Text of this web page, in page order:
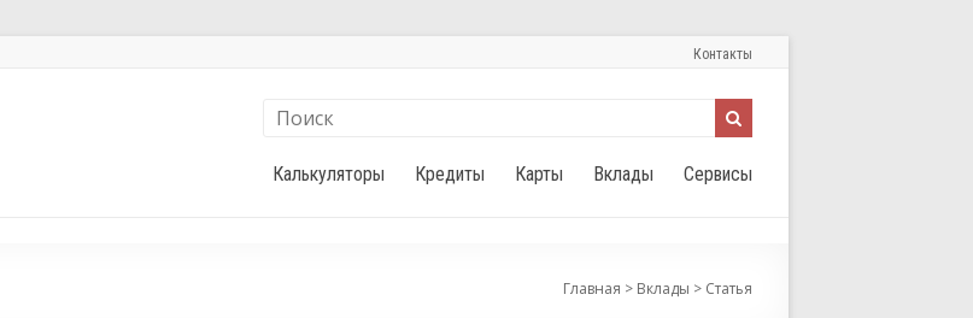
Контакты
Калькуляторы Кредиты Карты Вклады Сервисы
Главная > Вклады > Статья